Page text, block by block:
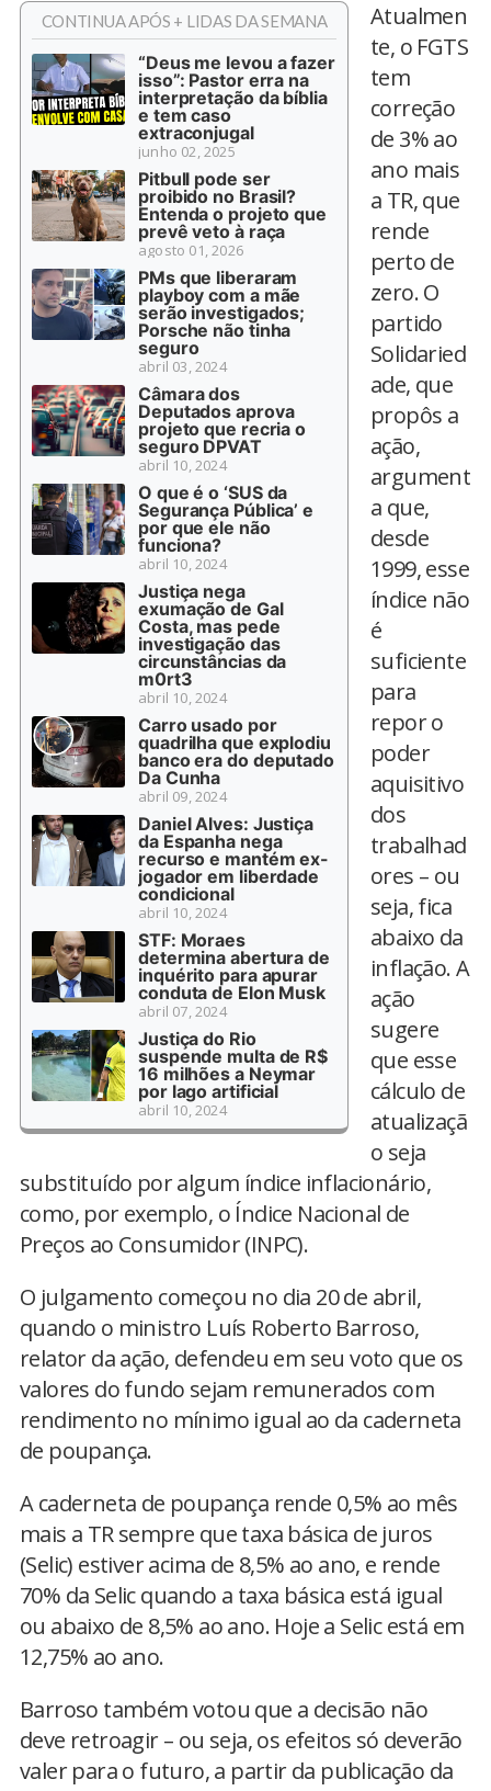
CONTINUA APÓS + LIDAS DA SEMANA
“Deus me levou a fazer
isso”: Pastor erra na
interpretação da bíblia
e tem caso
extraconjugal
junho 02, 2025
Pitbull pode ser
proibido no Brasil?
Entenda o projeto que
prevê veto à raça
agosto 01, 2026
PMs que liberaram
playboy com a mãe
serão investigados;
Porsche não tinha
seguro
abril 03, 2024
Câmara dos
Deputados aprova
projeto que recria o
seguro DPVAT
abril 10, 2024
O que é o ‘SUS da
Segurança Pública’ e
por que ele não
funciona?
abril 10, 2024
Justiça nega
exumação de Gal
Costa, mas pede
investigação das
circunstâncias da
m0rt3
abril 10, 2024
Carro usado por
quadrilha que explodiu
banco era do deputado
Da Cunha
abril 09, 2024
Daniel Alves: Justiça
da Espanha nega
recurso e mantém ex-
jogador em liberdade
condicional
abril 10, 2024
STF: Moraes
determina abertura de
inquérito para apurar
conduta de Elon Musk
abril 07, 2024
Justiça do Rio
suspende multa de R$
16 milhões a Neymar
por lago artificial
abril 10, 2024
Atualmen
te, o FGTS
tem
correção
de 3% ao
ano mais
a TR, que
rende
perto de
zero. O
partido
Solidaried
ade, que
propôs a
ação,
argument
a que,
desde
1999, esse
índice não
é
suficiente
para
repor o
poder
aquisitivo
dos
trabalhad
ores – ou
seja, fica
abaixo da
inflação. A
ação
sugere
que esse
cálculo de
atualizaçã
o seja
substituído por algum índice inflacionário,
como, por exemplo, o Índice Nacional de
Preços ao Consumidor (INPC).
O julgamento começou no dia 20 de abril,
quando o ministro Luís Roberto Barroso,
relator da ação, defendeu em seu voto que os
valores do fundo sejam remunerados com
rendimento no mínimo igual ao da caderneta
de poupança.
A caderneta de poupança rende 0,5% ao mês
mais a TR sempre que taxa básica de juros
(Selic) estiver acima de 8,5% ao ano, e rende
70% da Selic quando a taxa básica está igual
ou abaixo de 8,5% ao ano. Hoje a Selic está em
12,75% ao ano.
Barroso também votou que a decisão não
deve retroagir – ou seja, os efeitos só deverão
valer para o futuro, a partir da publicação da